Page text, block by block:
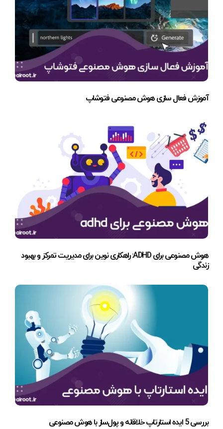
آموزش فعال سازی هوش مصنوعی فتوشاپ
هوش مصنوعی برای ADHD: راهکاری نوین برای مدیریت تمرکز و بهبود
زندگی
بررسی 5 ایده استارتاپ خلاقانه و پول‌ساز با هوش مصنوعی